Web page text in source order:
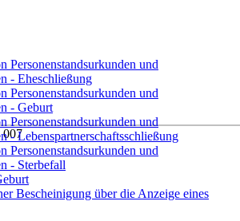
Personenstandsurkunden und
- Eheschließung
Personenstandsurkunden und
- Geburt
Personenstandsurkunden und
- Lebenspartnerschaftsschließung
Personenstandsurkunden und
- Sterbefall
Bescheinigung über die Anzeige eines